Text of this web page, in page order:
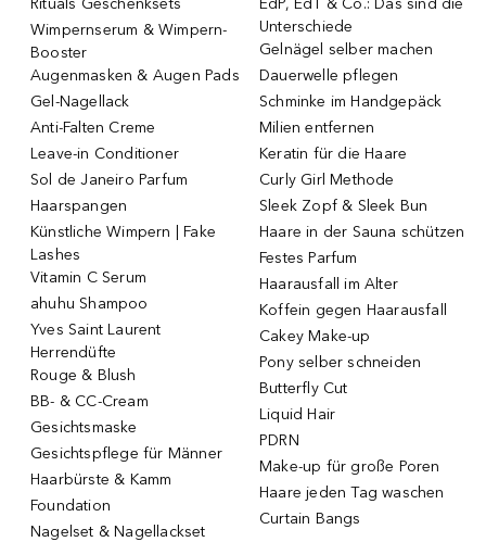
Rituals Geschenksets
Wimpernserum & Wimpern-
Booster
Augenmasken & Augen Pads
Gel-Nagellack
Anti-Falten Creme
Leave-in Conditioner
Sol de Janeiro Parfum
Haarspangen
Künstliche Wimpern | Fake
Lashes
Vitamin C Serum
ahuhu Shampoo
Yves Saint Laurent
Herrendüfte
Rouge & Blush
BB- & CC-Cream
Gesichtsmaske
Gesichtspflege für Männer
Haarbürste & Kamm
Foundation
Nagelset & Nagellackset
EdP, EdT & Co.: Das sind die
Unterschiede
Gelnägel selber machen
Dauerwelle pflegen
Schminke im Handgepäck
Milien entfernen
Keratin für die Haare
Curly Girl Methode
Sleek Zopf & Sleek Bun
Haare in der Sauna schützen
Festes Parfum
Haarausfall im Alter
Koffein gegen Haarausfall
Cakey Make-up
Pony selber schneiden
Butterfly Cut
Liquid Hair
PDRN
Make-up für große Poren
Haare jeden Tag waschen
Curtain Bangs